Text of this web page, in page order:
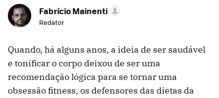
Fabrício Mainenti
Redator
Quando, há alguns anos, a ideia de ser saudável
e tonificar o corpo deixou de ser uma
recomendação lógica para se tornar uma
obsessão fitness, os defensores das dietas da